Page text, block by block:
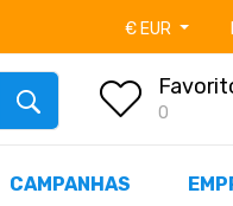
disponíveis STOCK
€ EUR
0
CAMPANHAS